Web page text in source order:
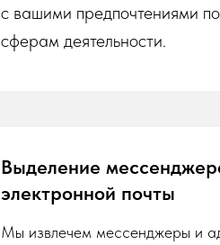
с вашими предпочтениями
сферам деятельности.
Выделение
электронной почты
Мы извлечем мессенджеры и